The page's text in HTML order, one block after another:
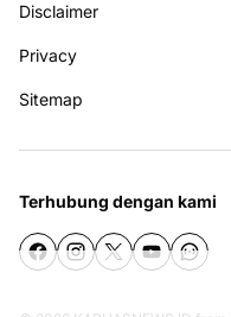
Disclaimer
Privacy
Sitemap
Terhubung dengan kami